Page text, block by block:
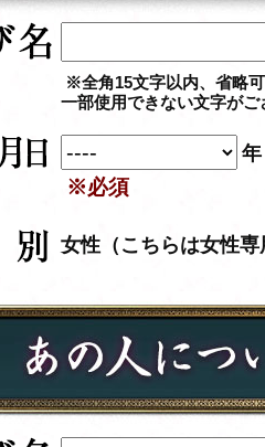
※全角15文字以内、省略可
一部使用できない文字がご
年
※必須
女性（こちらは女性専